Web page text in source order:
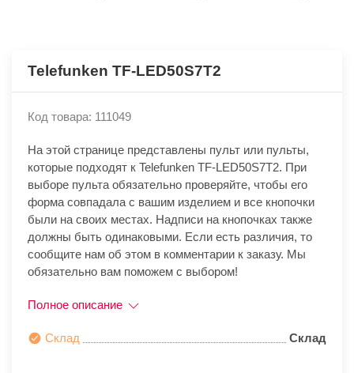
Telefunken TF-LED50S7T2
Код товара: 111049
На этой странице представлены пульт или пульты,
которые подходят к Telefunken TF-LED50S7T2. При
выборе пульта обязательно проверяйте, чтобы его
форма совпадала с вашим изделием и все кнопочки
были на своих местах. Надписи на кнопочках также
должны быть одинаковыми. Если есть различия, то
сообщите нам об этом в комментарии к заказу. Мы
обязательно вам поможем с выбором!
Полное описание
Склад Склад